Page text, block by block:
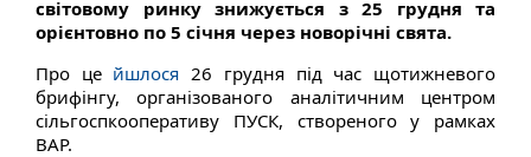
світовому ринку знижується з 25 грудня та
орієнтовно по 5 січня через новорічні свята.
Про це йшлося 26 грудня під час щотижневого
брифінгу, організованого аналітичним центром
сільгоспкооперативу ПУСК, створеного у рамках
ВАР.